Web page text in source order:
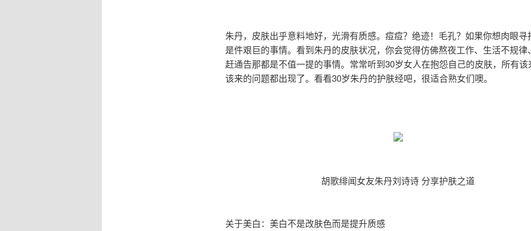
朱丹，皮肤出乎意料地好，光滑有质感。痘痘？绝迹！毛孔？如果你想肉眼寻
是件艰巨的事情。看到朱丹的皮肤状况，你会觉得仿佛熬夜工作、生活不规律
赶通告那都是不值一提的事情。常常听到30岁女人在抱怨自己的皮肤，所有该
该来的问题都出现了。看看30岁朱丹的护肤经吧，很适合熟女们噢。
胡歌绯闻女友朱丹刘诗诗 分享护肤之道
关于美白：美白不是改肤色而是提升质感